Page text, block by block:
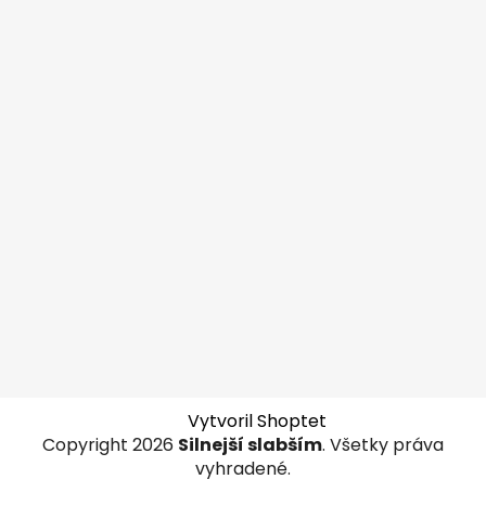
Vytvoril Shoptet
Copyright 2026 Silnejší slabším. Všetky práva
vyhradené.